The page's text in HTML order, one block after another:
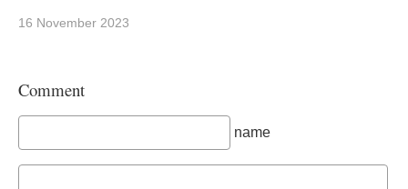
16 November 2023
Comment
name